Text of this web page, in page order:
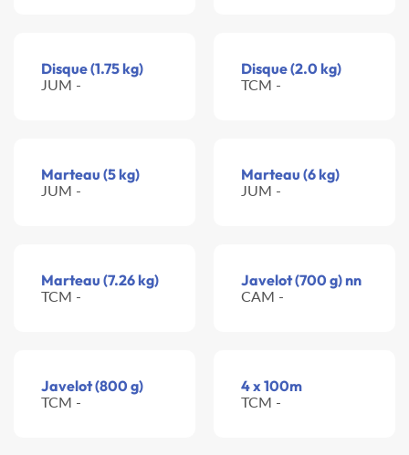
Disque (1.75 kg)
JUM -
Disque (2.0 kg)
TCM -
Marteau (5 kg)
JUM -
Marteau (6 kg)
JUM -
Marteau (7.26 kg)
TCM -
Javelot (700 g) nn
CAM -
Javelot (800 g)
TCM -
4 x 100m
TCM -